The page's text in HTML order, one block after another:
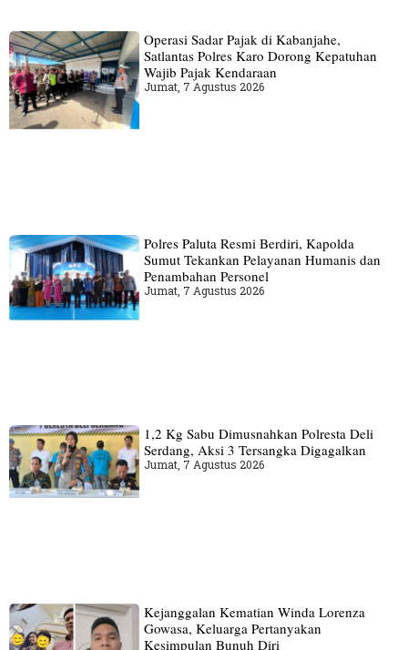
Operasi Sadar Pajak di Kabanjahe,
Satlantas Polres Karo Dorong Kepatuhan
Wajib Pajak Kendaraan
Jumat, 7 Agustus 2026
Polres Paluta Resmi Berdiri, Kapolda
Sumut Tekankan Pelayanan Humanis dan
Penambahan Personel
Jumat, 7 Agustus 2026
1,2 Kg Sabu Dimusnahkan Polresta Deli
Serdang, Aksi 3 Tersangka Digagalkan
Jumat, 7 Agustus 2026
Kejanggalan Kematian Winda Lorenza
Gowasa, Keluarga Pertanyakan
Kesimpulan Bunuh Diri